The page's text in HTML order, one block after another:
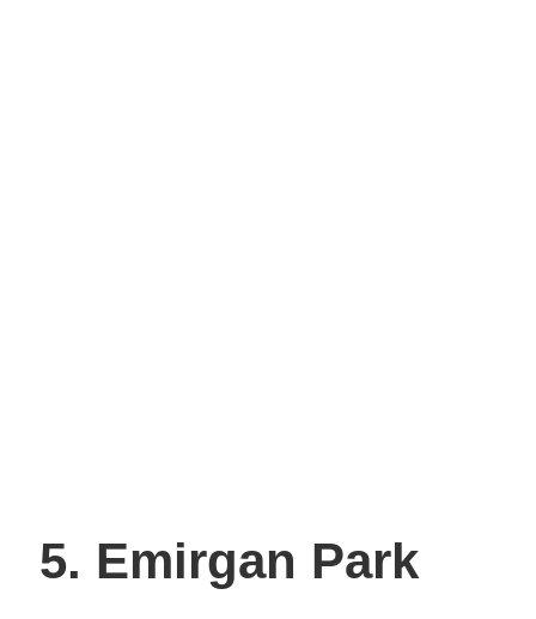
5. Emirgan Park